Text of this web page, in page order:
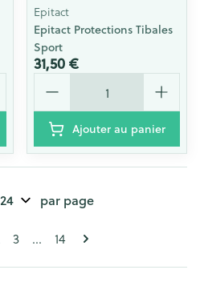
Epitact
Epitact Protections Tibales
Sport
31,50 €
Quantité
Ajouter au panier
lisez actuellement la page
Page
3 ... Page
14
par page